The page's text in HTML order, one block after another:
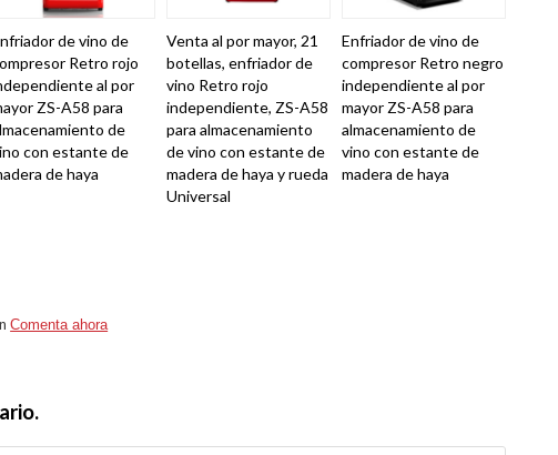
de vino de
Retro rojo
al por
ZS-A58 para
de
con estante de
de haya
Venta al por mayor, 21
botellas, enfriador de
vino Retro rojo
independiente, ZS-A58
para almacenamiento
de vino con estante de
madera de haya y rueda
Universal
Enfriador de vino de
compresor Retro negro
independiente al por
mayor ZS-A58 para
almacenamiento de
vino con estante de
madera de haya
Comenta ahora